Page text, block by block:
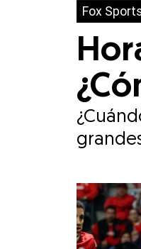
Fox